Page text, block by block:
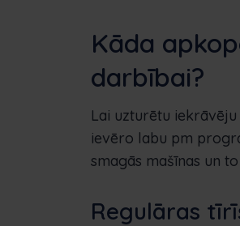
Kāda
darbībai?
Lai uzturētu
ievēro labu pm
smagās mašīnas un
Regulāras